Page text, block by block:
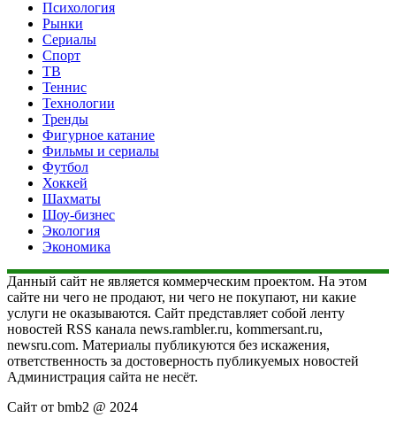
Психология
Рынки
Сериалы
Спорт
ТВ
Теннис
Технологии
Тренды
Фигурное катание
Фильмы и сериалы
Футбол
Хоккей
Шахматы
Шоу-бизнес
Экология
Экономика
Данный сайт не является коммерческим проектом. На этом
сайте ни чего не продают, ни чего не покупают, ни какие
услуги не оказываются. Сайт представляет собой ленту
новостей RSS канала news.rambler.ru, kommersant.ru,
newsru.com. Материалы публикуются без искажения,
ответственность за достоверность публикуемых новостей
Администрация сайта не несёт.
Сайт от bmb2 @ 2024